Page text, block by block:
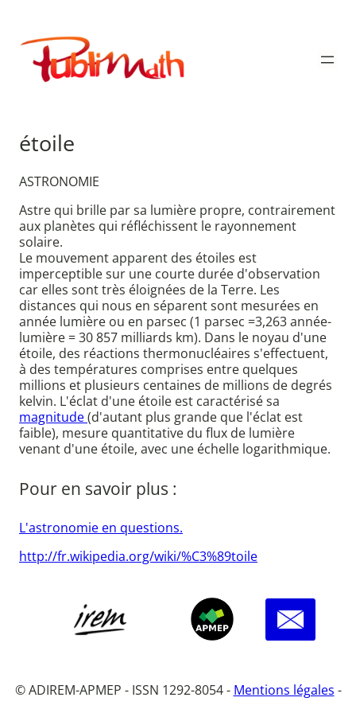
contenu
Publimath
étoile
ASTRONOMIE
Astre qui brille par sa lumière propre, contrairement
aux planètes qui réfléchissent le rayonnement
solaire.
Le mouvement apparent des étoiles est
imperceptible sur une courte durée d'observation
car elles sont très éloignées de la Terre. Les
distances qui nous en séparent sont mesurées en
année lumière ou en parsec (1 parsec =3,263 année-
lumière = 30 857 milliards km). Dans le noyau d'une
étoile, des réactions thermonucléaires s'effectuent,
à des températures comprises entre quelques
millions et plusieurs centaines de millions de degrés
kelvin. L'éclat d'une étoile est caractérisé sa
magnitude(d'autant plus grande que l'éclat est
faible), mesure quantitative du flux de lumière
venant d'une étoile, avec une échelle logarithmique.
Pour en savoir plus :
L'astronomie en questions.
http://fr.wikipedia.org/wiki/%C3%89toile
© ADIREM-APMEP - ISSN 1292-8054 - Mentions légales -